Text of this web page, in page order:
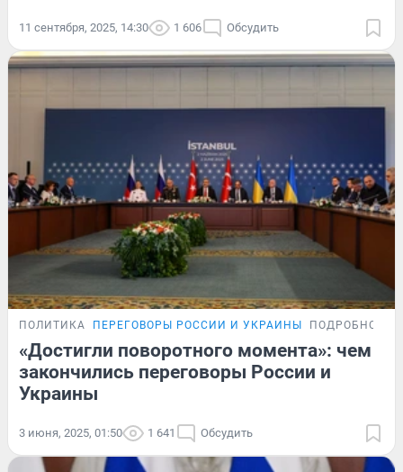
11 сентября, 2025, 14:30 1 606 Обсудить
ПОЛИТИКА ПЕРЕГОВОРЫ РОССИИ И УКРАИНЫ ПОДРОБНОСТИ
«Достигли поворотного момента»: чем
закончились переговоры России и
Украины
3 июня, 2025, 01:50 1 641 Обсудить